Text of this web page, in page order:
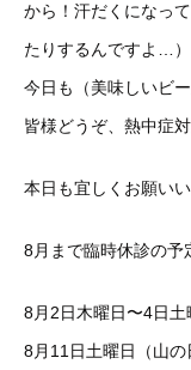
から！汗だくになっ
たりするんですよ…）
今日も（美味しいビ
皆様どうぞ、熱中症
本日も宜しくお願いい
8月まで臨時休診の予
8月2日木曜日〜4日土
8月11日土曜日（山